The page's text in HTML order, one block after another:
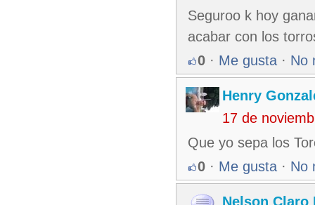
Seguroo k hoy
acabar con los
0 · Me gusta · No
Henry
17 de
Que yo sepa los
0 · Me gusta · No
Nelson Claro